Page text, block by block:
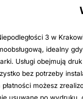
3 w
idealny
Usługi obejmują
bez potrzeby
możesz